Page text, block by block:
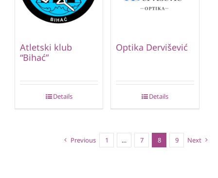
Atletski klub
“Bihać”
Details
Optika Dervišević
Details
Previous 1 … 7 8 9 Next